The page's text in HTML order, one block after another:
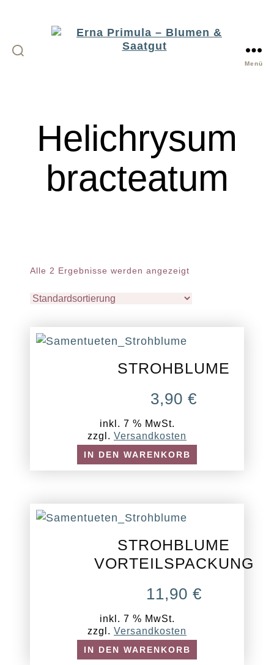
&
Saatgut
Menü
Helichrysum
bracteatum
Alle 2 Ergebnisse werden angezeigt
STROHBLUME
3,90€
inkl. 7 % MwSt.
zzgl. Versandkosten
IN DEN WARENKORB
STROHBLUME
VORTEILSPACKUNG
11,90 €
inkl. 7 % MwSt.
zzgl. Versandkosten
IN DEN WARENKORB